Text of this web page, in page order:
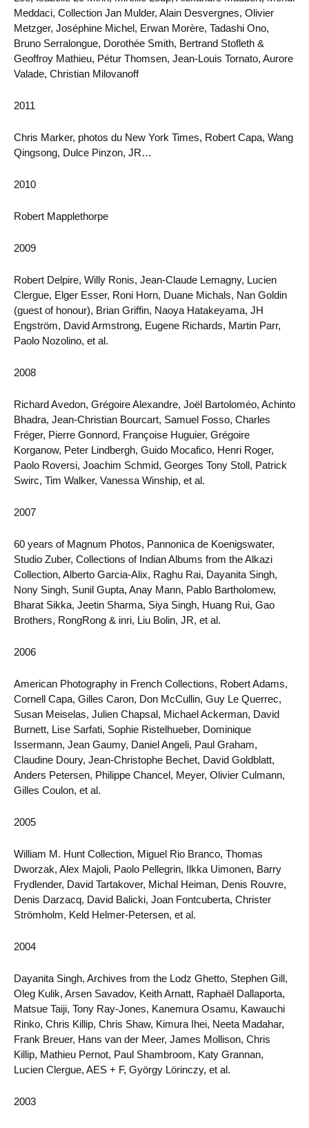
Meddaci, Collection Jan Mulder, Alain Desvergnes, Olivier
Metzger, Joséphine Michel, Erwan Morère, Tadashi Ono,
Bruno Serralongue, Dorothée Smith, Bertrand Stofleth &
Geoffroy Mathieu, Pétur Thomsen, Jean-Louis Tornato, Aurore
Valade, Christian Milovanoff
2011
Chris Marker, photos du New York Times, Robert Capa, Wang
Qingsong, Dulce Pinzon, JR…
2010
Robert Mapplethorpe
2009
Robert Delpire, Willy Ronis, Jean-Claude Lemagny, Lucien
Clergue, Elger Esser, Roni Horn, Duane Michals, Nan Goldin
(guest of honour), Brian Griffin, Naoya Hatakeyama, JH
Engström, David Armstrong, Eugene Richards, Martin Parr,
Paolo Nozolino, et al.
2008
Richard Avedon, Grégoire Alexandre, Joël Bartoloméo, Achinto
Bhadra, Jean-Christian Bourcart, Samuel Fosso, Charles
Fréger, Pierre Gonnord, Françoise Huguier, Grégoire
Korganow, Peter Lindbergh, Guido Mocafico, Henri Roger,
Paolo Roversi, Joachim Schmid, Georges Tony Stoll, Patrick
Swirc, Tim Walker, Vanessa Winship, et al.
2007
60 years of Magnum Photos, Pannonica de Koenigswater,
Studio Zuber, Collections of Indian Albums from the Alkazi
Collection, Alberto Garcia-Alix, Raghu Rai, Dayanita Singh,
Nony Singh, Sunil Gupta, Anay Mann, Pablo Bartholomew,
Bharat Sikka, Jeetin Sharma, Siya Singh, Huang Rui, Gao
Brothers, RongRong & inri, Liu Bolin, JR, et al.
2006
American Photography in French Collections, Robert Adams,
Cornell Capa, Gilles Caron, Don McCullin, Guy Le Querrec,
Susan Meiselas, Julien Chapsal, Michael Ackerman, David
Burnett, Lise Sarfati, Sophie Ristelhueber, Dominique
Issermann, Jean Gaumy, Daniel Angeli, Paul Graham,
Claudine Doury, Jean-Christophe Bechet, David Goldblatt,
Anders Petersen, Philippe Chancel, Meyer, Olivier Culmann,
Gilles Coulon, et al.
2005
William M. Hunt Collection, Miguel Rio Branco, Thomas
Dworzak, Alex Majoli, Paolo Pellegrin, Ilkka Uimonen, Barry
Frydlender, David Tartakover, Michal Heiman, Denis Rouvre,
Denis Darzacq, David Balicki, Joan Fontcuberta, Christer
Strömholm, Keld Helmer-Petersen, et al.
2004
Dayanita Singh, Archives from the Lodz Ghetto, Stephen Gill,
Oleg Kulik, Arsen Savadov, Keith Arnatt, Raphaël Dallaporta,
Matsue Taiji, Tony Ray-Jones, Kanemura Osamu, Kawauchi
Rinko, Chris Killip, Chris Shaw, Kimura Ihei, Neeta Madahar,
Frank Breuer, Hans van der Meer, James Mollison, Chris
Killip, Mathieu Pernot, Paul Shambroom, Katy Grannan,
Lucien Clergue, AES + F, György Lörinczy, et al.
2003